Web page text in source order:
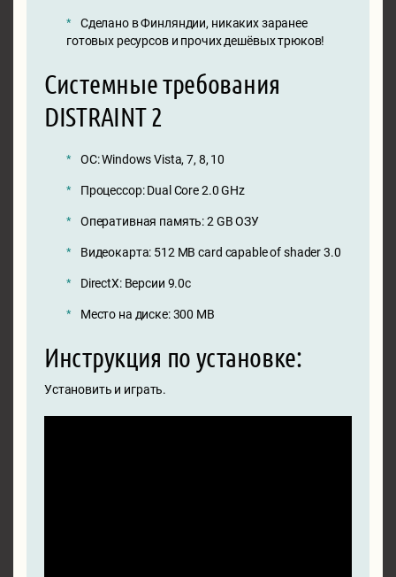
Сделано в Финляндии, никаких заранее
готовых ресурсов и прочих дешёвых трюков!
Системные требования
DISTRAINT 2
ОС: Windows Vista, 7, 8, 10
Процессор: Dual Core 2.0 GHz
Оперативная память: 2 GB ОЗУ
Видеокарта: 512 MB card capable of shader 3.0
DirectX: Версии 9.0c
Место на диске: 300 MB
Инструкция по установке:
Установить и играть.